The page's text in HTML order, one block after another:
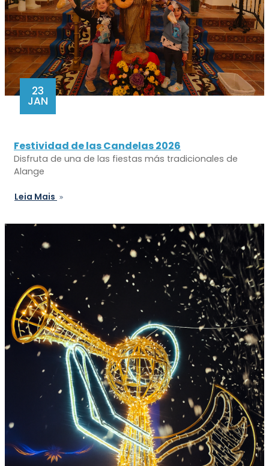
23
JAN
Festividad de las Candelas 2026
Disfruta de una de las fiestas más tradicionales de
Alange
Leia Mais